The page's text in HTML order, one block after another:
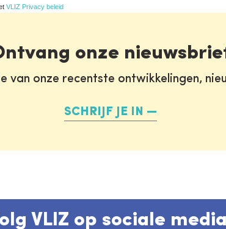
VLIZ Privacy beleid
onze
van onze recentste ontwikkelingen,
SCHRIJF JE IN
VLIZ op sociale